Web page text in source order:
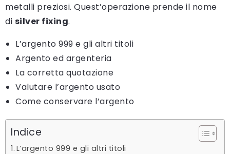
metalli preziosi. Quest’operazione prende il nome
di silver fixing.
L’argento 999 e gli altri titoli
Argento ed argenteria
La corretta quotazione
Valutare l’argento usato
Come conservare l’argento
Indice
L’argento 999 e gli altri titoli